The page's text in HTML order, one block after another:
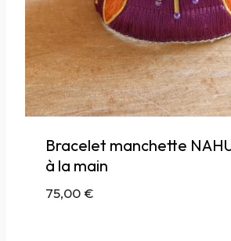
Bracelet manchette
à la main
75,00€